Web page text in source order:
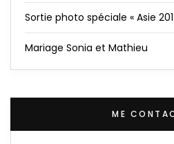
Sortie photo spéciale « Asie
Mariage Sonia et Mathieu
ME